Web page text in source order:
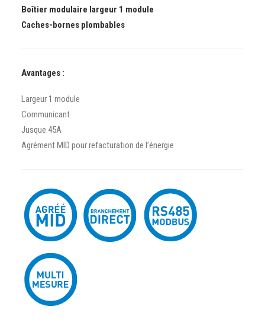
Boîtier modulaire largeur 1 module
Caches-bornes plombables
Avantages :
Largeur 1 module
Communicant
Jusque 45A
Agrément MID pour refacturation de l’énergie